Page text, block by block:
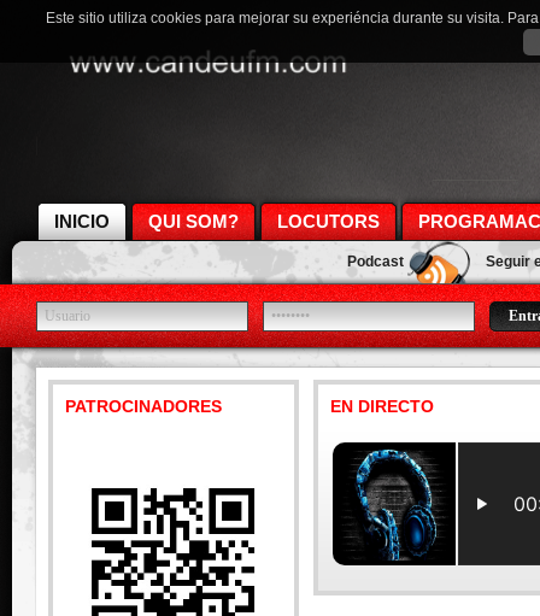
INICIO QUI SOM? LOCUTORS
Podcast Seguir
PATROCINADORES EN DIRECTO
Este sitio utiliza cookies para mejorar su experiéncia durante su visita.